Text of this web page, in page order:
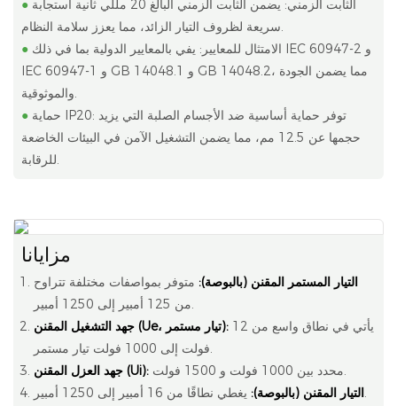
● الثابت الزمني: يضمن الثابت الزمني البالغ 20 مللي ثانية استجابة
سريعة لظروف التيار الزائد، مما يعزز سلامة النظام.
● الامتثال للمعايير: يفي بالمعايير الدولية بما في ذلك IEC 60947-2 و
IEC 60947-1 و GB 14048.1 و GB 14048.2، مما يضمن الجودة
والموثوقية.
● حماية IP20: توفر حماية أساسية ضد الأجسام الصلبة التي يزيد
حجمها عن 12.5 مم، مما يضمن التشغيل الآمن في البيئات الخاضعة
للرقابة.
مزايانا
التيار المستمر المقنن (بالبوصة): متوفر بمواصفات مختلفة تتراوح
من 125 أمبير إلى 1250 أمبير.
جهد التشغيل المقنن (Ue، تيار مستمر):يأتي في نطاق واسع من 12
فولت إلى 1000 فولت تيار مستمر.
جهد العزل المقنن (Ui):
محدد بين 1000 فولت و 1500 فولت.
التيار المقنن (بالبوصة):يغطي نطاقًا من 16 أمبير إلى 1250 أمبير.